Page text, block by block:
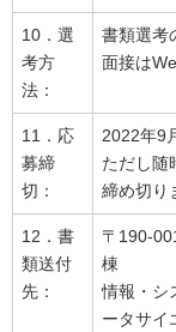
10．選
考方
法：
書類選考
面接は
11．応
募締
切：
2022年9
ただし随
締め切り
12．書
類送付
先：
〒190-
棟
情報・
ータサイ